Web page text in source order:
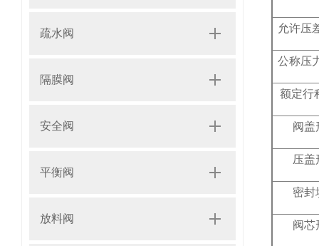
疏水阀
隔膜阀
安全阀
平衡阀
放料阀
允许压
公称压
额定行
阀盖
压盖
密封
阀芯